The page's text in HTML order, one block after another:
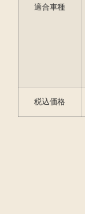
適合車種
税込価格